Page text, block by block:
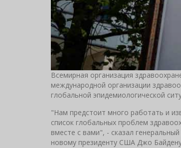
Всемирная организация
международной организации
глобальной эпидемиологической
"Нам предстоит много работать и
список глобальных проблем
вместе с вами", - сказал
новому президенту США Джо